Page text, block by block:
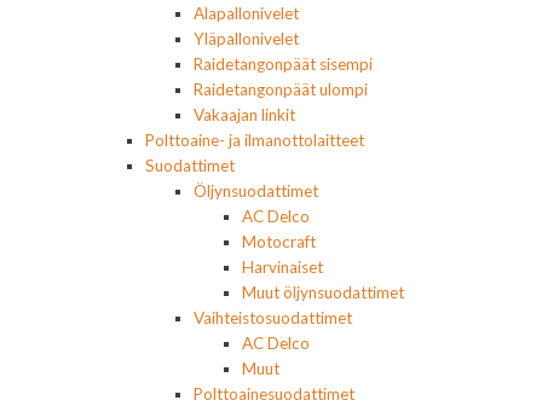
Alapallonivelet
Yläpallonivelet
Raidetangonpäät sisempi
Raidetangonpäät ulompi
Vakaajan linkit
Polttoaine- ja ilmanottolaitteet
Suodattimet
Öljynsuodattimet
AC Delco
Motocraft
Harvinaiset
Muut öljynsuodattimet
Vaihteistosuodattimet
AC Delco
Muut
Polttoainesuodattimet